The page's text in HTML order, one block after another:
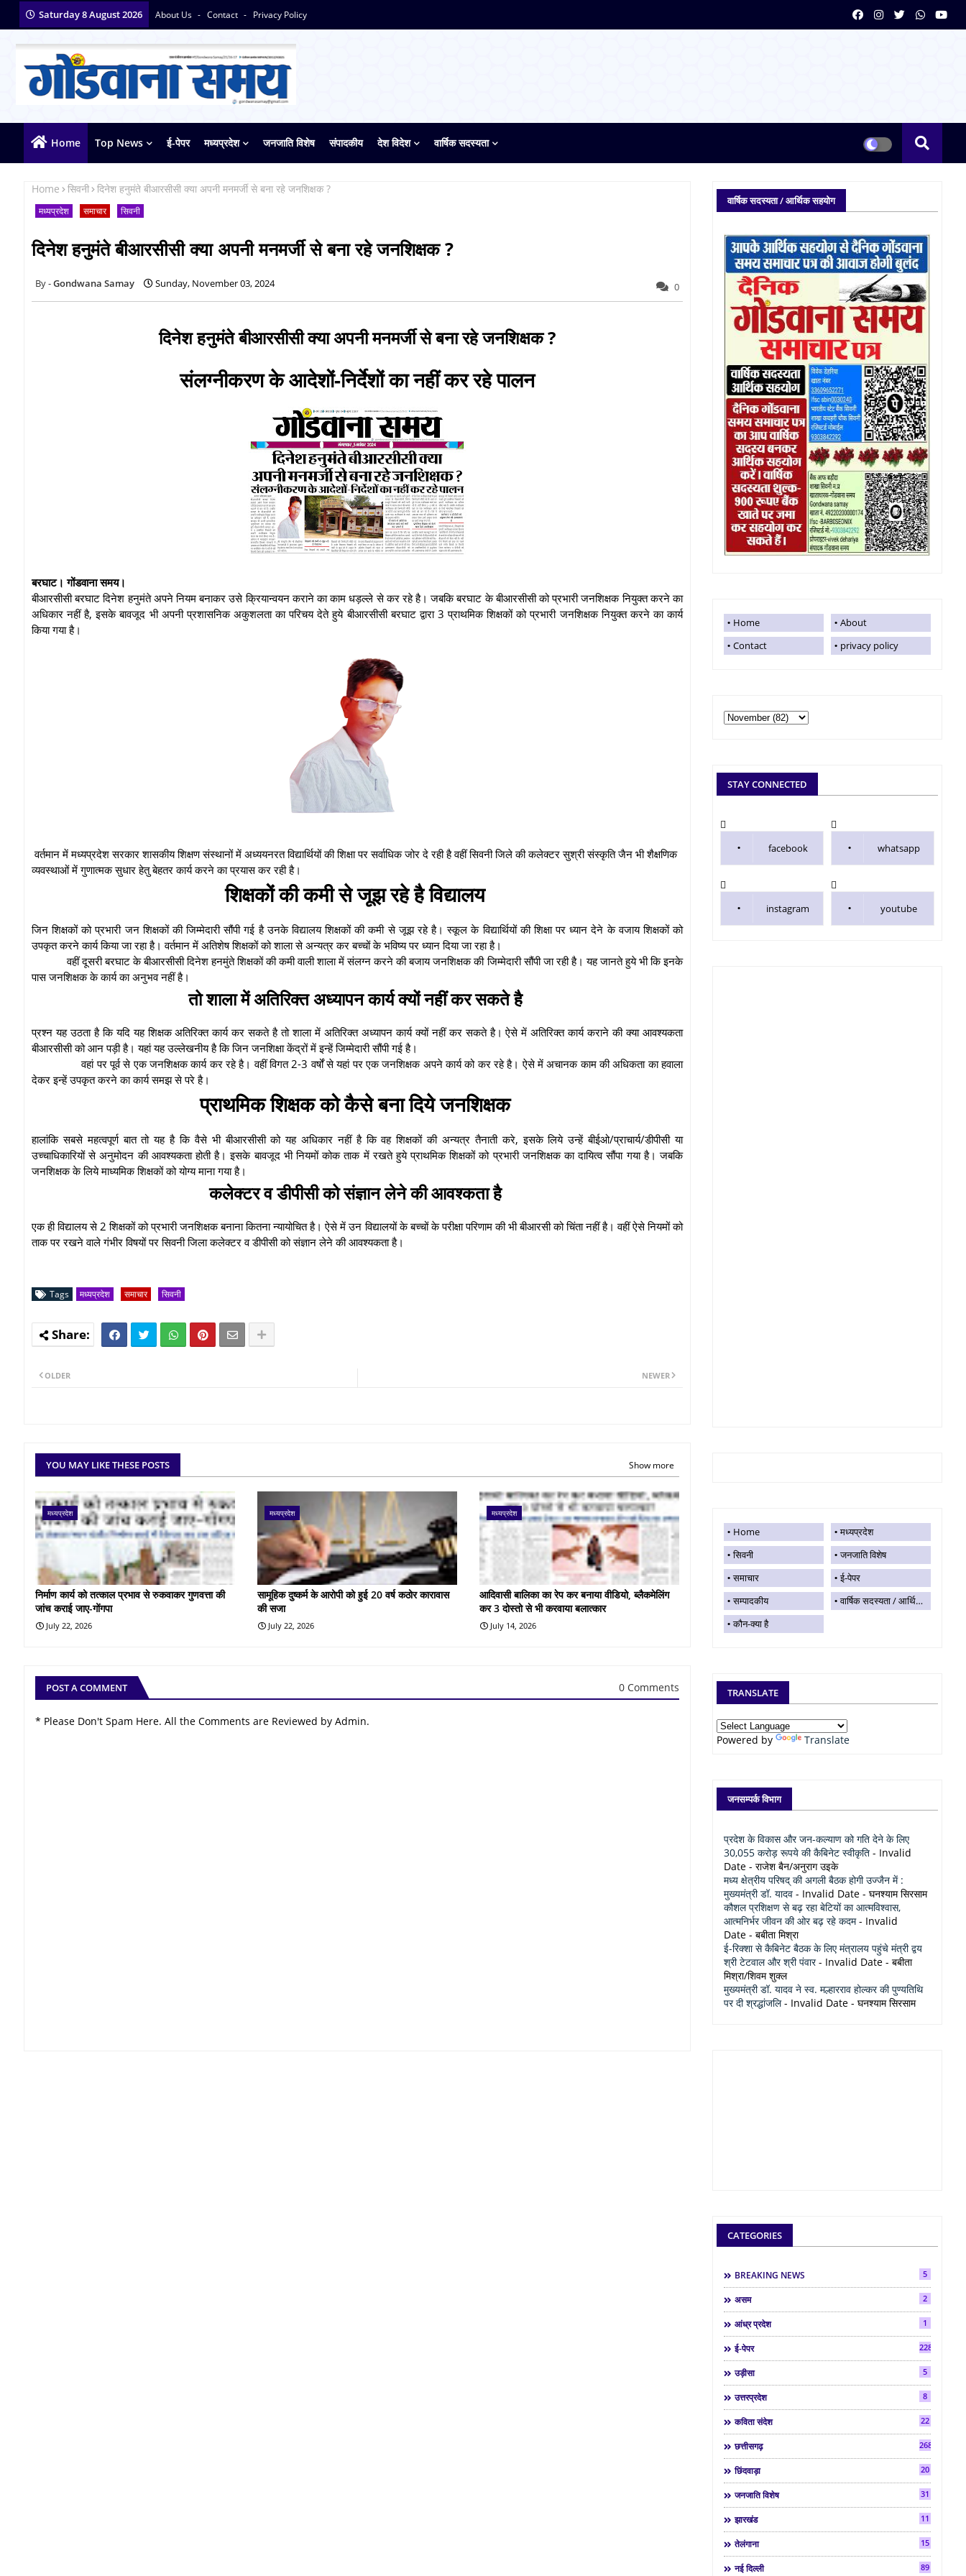
Saturday 8 August 2026 About Us Contact Privacy Policy
Home Top News ई-पेपर मध्यप्रदेश जनजाति विशेष संपादकीय देश विदेश वार्षिक सदस्यता
Home सिवनी दिनेश हनुमंते बीआरसीसी क्या अपनी मनमर्जी से बना रहे जनशिक्षक ?
मध्यप्रदेश समाचार सिवनी
दिनेश हनुमंते बीआरसीसी क्या अपनी मनमर्जी से बना रहे जनशिक्षक ?
Gondwana Samay Sunday, November 03, 2024 0
दिनेश हनुमंते बीआरसीसी क्या अपनी मनमर्जी से बना रहे जनशिक्षक ?
संलग्नीकरण के आदेशों-निर्देशों का नहीं कर रहे पालन
बरघाट। गोंडवाना समय।
बीआरसीसी बरघाट दिनेश हनुमंते अपने नियम बनाकर उसे क्रियान्वयन कराने का काम धड़ल्ले से कर रहे है। जबकि बरघाट के बीआरसीसी को प्रभारी जनशिक्षक नियुक्त करने का
अधिकार नहीं है, इसके बावजूद भी अपनी प्रशासनिक अकुशलता का परिचय देते हुये बीआरसीसी बरघाट द्वारा 3 प्राथमिक शिक्षकों को प्रभारी जनशिक्षक नियुक्त करने का कार्य
किया गया है।
वर्तमान में मध्यप्रदेश सरकार शासकीय शिक्षण संस्थानों में अध्ययनरत विद्यार्थियों की शिक्षा पर सर्वाधिक जोर दे रही है वहीं सिवनी जिले की कलेक्टर सुश्री संस्कृति जैन भी शैक्षणिक
व्यवस्थाओं में गुणात्मक सुधार हेतु बेहतर कार्य करने का प्रयास कर रही है।
शिक्षकों की कमी से जूझ रहे है विद्यालय
जिन शिक्षकों को प्रभारी जन शिक्षकों की जिम्मेदारी सौंपी गई है उनके विद्यालय शिक्षकों की कमी से जूझ रहे है। स्कूल के विद्यार्थियों की शिक्षा पर ध्यान देने के वजाय शिक्षकों को
उपकृत करने कार्य किया जा रहा है। वर्तमान में अतिशेष शिक्षकों को शाला से अन्यत्र कर बच्चों के भविष्य पर ध्यान दिया जा रहा है।
वहीं दूसरी बरघाट के बीआरसीसी दिनेश हनमुंते शिक्षकों की कमी वाली शाला में संलग्न करने की बजाय जनशिक्षक की जिम्मेदारी सौंपी जा रही है। यह जानते हुये भी कि इनके
पास जनशिक्षक के कार्य का अनुभव नहीं है।
तो शाला में अतिरिक्त अध्यापन कार्य क्यों नहीं कर सकते है
प्रश्न यह उठता है कि यदि यह शिक्षक अतिरिक्त कार्य कर सकते है तो शाला में अतिरिक्त अध्यापन कार्य क्यों नहीं कर सकते है। ऐसे में अतिरिक्त कार्य कराने की क्या आवश्यकता
बीआरसीसी को आन पड़ी है। यहां यह उल्लेखनीय है कि जिन जनशिक्षा केंद्रों में इन्हें जिम्मेदारी सौंपी गई है।
वहां पर पूर्व से एक जनशिक्षक कार्य कर रहे है। वहीं विगत 2-3 वर्षों से यहां पर एक जनशिक्षक अपने कार्य को कर रहे है। ऐसे में अचानक काम की अधिकता का हवाला
देकर इन्हें उपकृत करने का कार्य समझ से परे है।
प्राथमिक शिक्षक को कैसे बना दिये जनशिक्षक
हालांकि सबसे महत्वपूर्ण बात तो यह है कि वैसे भी बीआरसीसी को यह अधिकार नहीं है कि वह शिक्षकों की अन्यत्र तैनाती करे, इसके लिये उन्हें बीईओ/प्राचार्य/डीपीसी या
उच्चाधिकारियों से अनुमोदन की आवश्यकता होती है। इसके बावजूद भी नियमों कोक ताक में रखते हुये प्राथमिक शिक्षकों को प्रभारी जनशिक्षक का दायित्व सौंपा गया है। जबकि
जनशिक्षक के लिये माध्यमिक शिक्षकों को योग्य माना गया है।
कलेक्टर व डीपीसी को संज्ञान लेने की आवश्कता है
एक ही विद्यालय से 2 शिक्षकों को प्रभारी जनशिक्षक बनाना कितना न्यायोचित है। ऐसे में उन विद्यालयों के बच्चों के परीक्षा परिणाम की भी बीआरसी को चिंता नहीं है। वहीं ऐसे नियमों को
ताक पर रखने वाले गंभीर विषयों पर सिवनी जिला कलेक्टर व डीपीसी को संज्ञान लेने की आवश्यकता है।
Tags मध्यप्रदेश समाचार सिवनी
NEWER
OLDER
YOU MAY LIKE THESE POSTS Show more
मध्यप्रदेश
निर्माण कार्य को तत्काल प्रभाव से रुकवाकर गुणवत्ता की
जांच कराई जाए-गोंगपा
July 22, 2026
मध्यप्रदेश
सामूहिक दुष्कर्म के आरोपी को हुई 20 वर्ष कठोर कारावास
की सजा
July 22, 2026
मध्यप्रदेश
आदिवासी बालिका का रेप कर बनाया वीडियो, ब्लैकमेलिंग
कर 3 दोस्तो से भी करवाया बलात्कार
July 14, 2026
POST A COMMENT 0 Comments
* Please Don't Spam Here. All the Comments are Reviewed by Admin.
वार्षिक सदस्यता / आर्थिक सहयोग
Home
About
Contact
privacy policy
STAY CONNECTED
facebook whatsapp
instagram youtube
Home
मध्यप्रदेश
सिवनी
जनजाति विशेष
समाचार
ई-पेपर
सम्पादकीय
वार्षिक सदस्यता / आर्थिक सहयोग
कौन-क्या है
TRANSLATE
Powered by Translate
जनसम्पर्क विभाग
प्रदेश के विकास और जन-कल्याण को गति देने के लिए
30,055 करोड़ रूपये की कैबिनेट स्वीकृति - Invalid
Date - राजेश बैन/अनुराग उइके
मध्य क्षेत्रीय परिषद् की अगली बैठक होगी उज्जैन में :
मुख्यमंत्री डॉ. यादव - Invalid Date - घनश्याम सिरसाम
कौशल प्रशिक्षण से बढ़ रहा बेटियों का आत्मविश्वास,
आत्मनिर्भर जीवन की ओर बढ़ रहे कदम- Invalid
Date - बबीता मिश्रा
ई-रिक्शा से कैबिनेट बैठक के लिए मंत्रालय पहुंचे मंत्री द्वय
श्री टेटवाल और श्री पंवार- Invalid Date - बबीता
मिश्रा/शिवम शुक्ल
मुख्यमंत्री डॉ. यादव ने स्व. मल्हारराव होल्कर की पुण्यतिथि
पर दी श्रद्धांजलि- Invalid Date - घनश्याम सिरसाम
CATEGORIES
BREAKING NEWS 5
असम 2
आंध्र प्रदेश 1
ई-पेपर 2286
उड़ीसा 5
उत्तरप्रदेश 8
कविता संदेश 22
छत्तीसगढ़ 268
छिंदवाड़ा 20
जनजाति विशेष 31
झारखंड 11
तेलंगाना 15
नई दिल्ली 89